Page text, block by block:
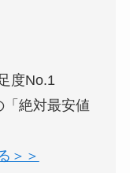
度No.1
「絶対最安値
＞＞